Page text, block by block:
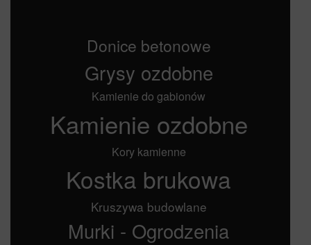
Donice betonowe
Grysy ozdobne
Kamienie do gabionów
Kamienie ozdobne
Kory kamienne
Kostka brukowa
Kruszywa budowlane
Murki - Ogrodzenia